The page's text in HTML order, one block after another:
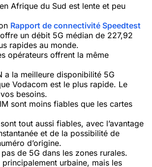
Afrique du Sud est lente et peu
Rapport de connectivité Speedtest
un débit 5G médian de 227,92
rapides au monde.
opérateurs offrent la même
a la meilleure disponibilité 5G
Vodacom est le plus rapide. Le
besoins.
sont moins fiables que les cartes
tout aussi fiables, avec l’avantage
et de la possibilité de
d’origine.
pas de 5G dans les zones rurales.
principalement urbaine, mais les